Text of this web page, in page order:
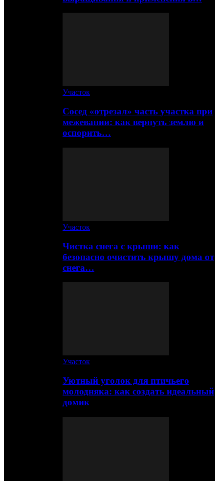
Участок
Сосед «отрезал» часть участка при
межевании: как вернуть землю и
оспорить…
Участок
Чистка снега с крыши: как
безопасно очистить крышу дома от
снега…
Участок
Уютный уголок для птичьего
молодняка: как создать идеальный
домик